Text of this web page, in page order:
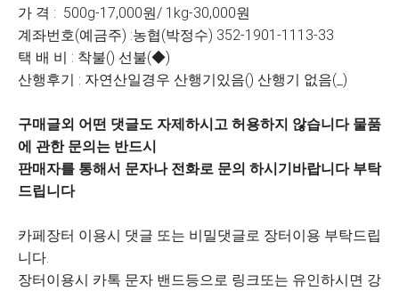
가 격 : 500g-17,000원/ 1kg-30,000원
계좌번호(예금주) :농협(박정수) 352-1901-1113-33
택 배 비 : 착불() 선불(◆)
산행후기 : 자연산일경우 산행기있음() 산행기 없음(_)
구매글외 어떤 댓글도 자제하시고 허용하지 않습니다 물품
에 관한 문의는 반드시
판매자를 통해서 문자나 전화로 문의 하시기바랍니다 부탁
드립니다
카페장터 이용시 댓글 또는 비밀댓글로 장터이용 부탁드립
니다.
장터이용시 카톡 문자 밴드등으로 링크또는 유인하시면 강